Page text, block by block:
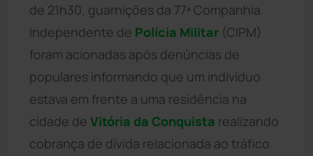
de 21h30, guarnições da 77ª Companhia
Independente de Polícia Militar (CIPM)
foram acionadas após denúncias de
populares informando que um indivíduo
estava em frente a uma residência na
cidade de Vitória da Conquista realizando
cobrança de dívida relacionada ao tráfico